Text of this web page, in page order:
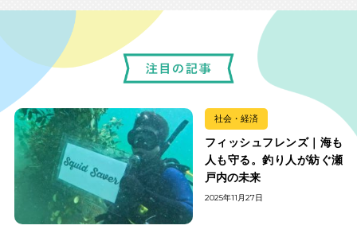
社会・経済
フィッシュフレンズ｜海も
人も守る。釣り人が紡ぐ瀬
戸内の未来
2025年11月27日